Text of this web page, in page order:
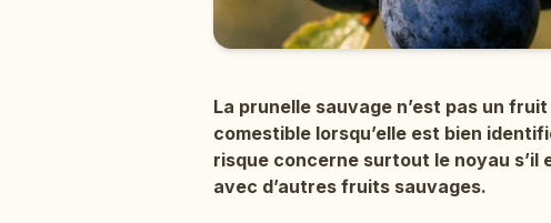
La prunelle sauvage n’est pas un
comestible lorsqu’elle est bien
risque concerne surtout le noyau s’il
avec d’autres fruits sauvages.